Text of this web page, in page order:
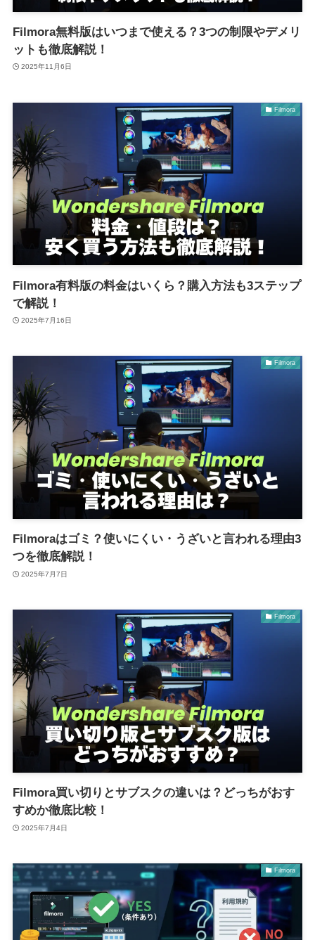
Filmora無料版はいつまで使える？3つの制限やデメリ
ットも徹底解説！
2025年11月6日
Filmora
Filmora有料版の料金はいくら？購入方法も3ステップ
で解説！
2025年7月16日
Filmora
Filmoraはゴミ？使いにくい・うざいと言われる理由3
つを徹底解説！
2025年7月7日
Filmora
Filmora買い切りとサブスクの違いは？どっちがおす
すめか徹底比較！
2025年7月4日
Filmora